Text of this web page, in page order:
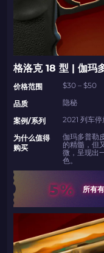
格洛克 18 型 | 伽玛
价格范围
$30 – $50
品质
隐秘
案例/系列
2021 列车
为什么值得
购买
伽玛多普勒
的精髓，但
微，呈现出
色。
5% 所有